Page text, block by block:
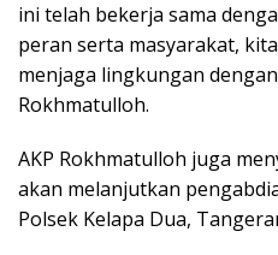
ini telah bekerja sama
peran serta masyarakat,
menjaga lingkungan
Rokhmatulloh.
AKP Rokhmatulloh juga
akan melanjutkan
Polsek Kelapa Dua,